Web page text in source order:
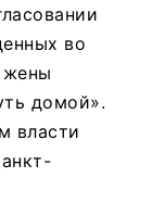
во
жены
домой».
власти